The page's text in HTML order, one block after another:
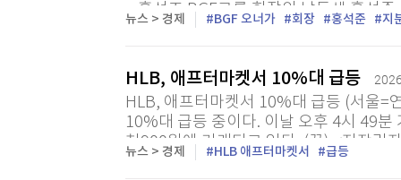
= 홍석조 BGF그룹 회장의 남동생 홍석
보유 지분을 전부 매도했다. 29일 금융
뉴스 > 경제 BGF 오너가 회장 홍석준 지
HLB, 애프터마켓서 10%대 급등
HLB, 애프터마켓서 10%대 급등 (서울=
10%대 급등 중이다. 이날 오후 4시 49
천900원에 거래되고 있다. (끝) <저작권
뉴스 > 경제 HLB 애프터마켓서 급등